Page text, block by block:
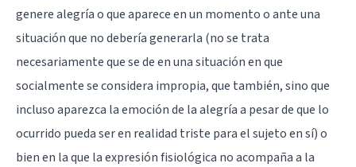
genere alegría o que aparece en un momento o ante una
situación que no debería generarla (no se trata
necesariamente que se de en una situación en que
socialmente se considera impropia, que también, sino que
incluso aparezca la emoción de la alegría a pesar de que lo
ocurrido pueda ser en realidad triste para el sujeto en sí) o
bien en la que la expresión fisiológica no acompaña a la